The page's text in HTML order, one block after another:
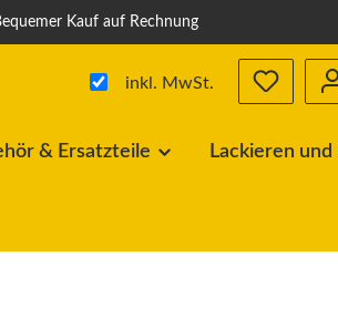
Kauf auf Rechnung
inkl. MwSt.
& Ersatzteile Lackieren